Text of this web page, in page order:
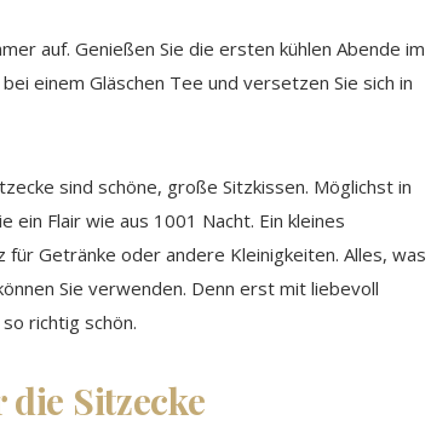
auf. Genießen Sie die ersten kühlen Abende im
einem Gläschen Tee und versetzen Sie sich in
sind schöne, große Sitzkissen. Möglichst in
Flair wie aus 1001 Nacht. Ein kleines
Getränke oder andere Kleinigkeiten. Alles, was
Sie verwenden. Denn erst mit liebevoll
richtig schön.
Sitzecke